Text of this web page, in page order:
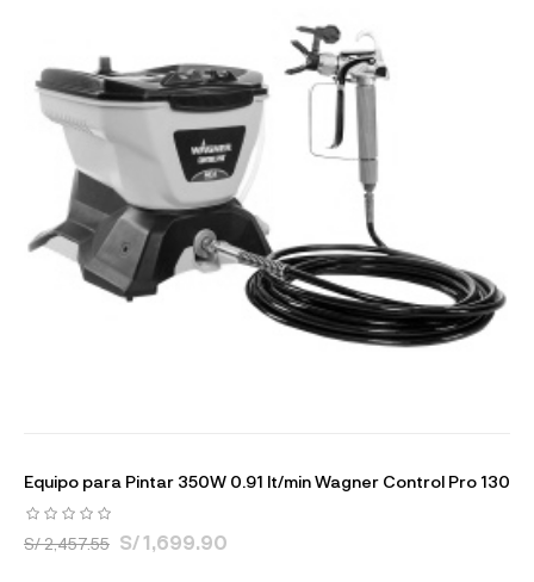
Equipo para Pintar 350W 0.91 lt/min Wagner Control Pro 130
S/ 2,457.55 S/ 1,699.90